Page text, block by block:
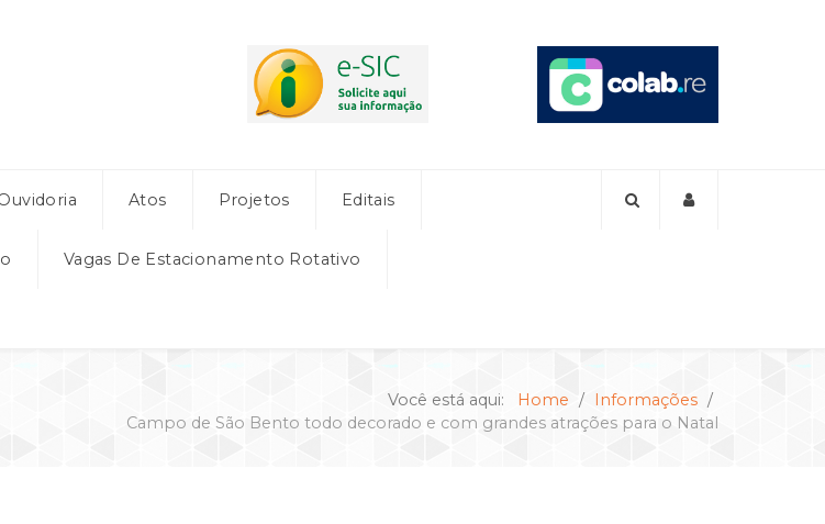
Atos Projetos Editais
Vagas De Estacionamento Rotativo
Você está aqui: Home
Informações
Campo de São Bento todo decorado e com grandes atrações para o Natal